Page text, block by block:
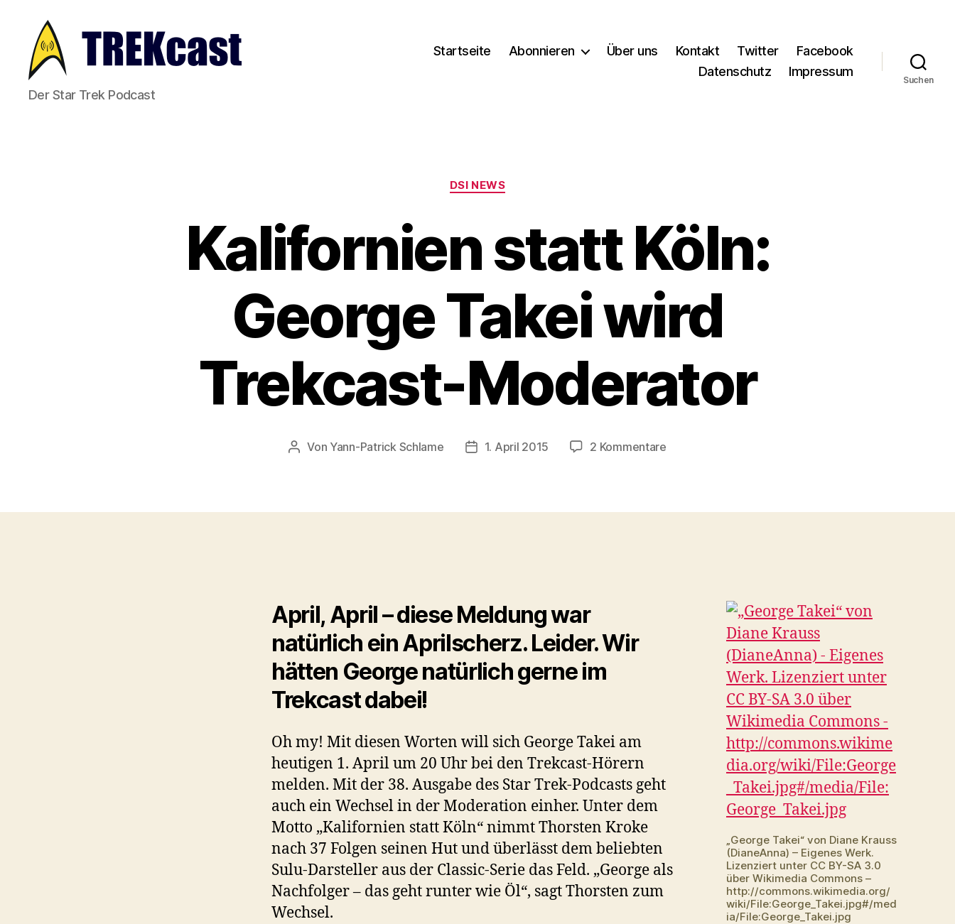
Trekcast
Der Star Trek Podcast
Startseite Abonnieren Über uns Kontakt Twitter
Facebook
Datenschutz
Impressum
Suchen
Kategorien
DSI NEWS
Kalifornien statt Köln:
George Takei wird
Trekcast-Moderator
Beitragsautor
Von Yann-Patrick Schlame Veröffentlichungsdatum
1. April 2015 2 Kommentarezu
George
„George Takei“ von Diane Krauss
(DianeAnna) – Eigenes Werk.
Lizenziert unter CC BY-SA 3.0
über Wikimedia Commons –
http://commons.wikimedia.org/
wiki/File:George_Takei.jpg#/med
ia/File:George_Takei.jpg
April, April – diese Meldung war
natürlich ein Aprilscherz. Leider. Wir
hätten George natürlich gerne im
Trekcast dabei!
Oh my! Mit diesen Worten will sich George Takei am
heutigen 1. April um 20 Uhr bei den Trekcast-Hörern
melden. Mit der 38. Ausgabe des Star Trek-Podcasts geht
auch ein Wechsel in der Moderation einher. Unter dem
Motto „Kalifornien statt Köln“ nimmt Thorsten Kroke
nach 37 Folgen seinen Hut und überlässt dem beliebten
Sulu-Darsteller aus der Classic-Serie das Feld. „George als
Nachfolger – das geht runter wie Öl“, sagt Thorsten zum
Wechsel.